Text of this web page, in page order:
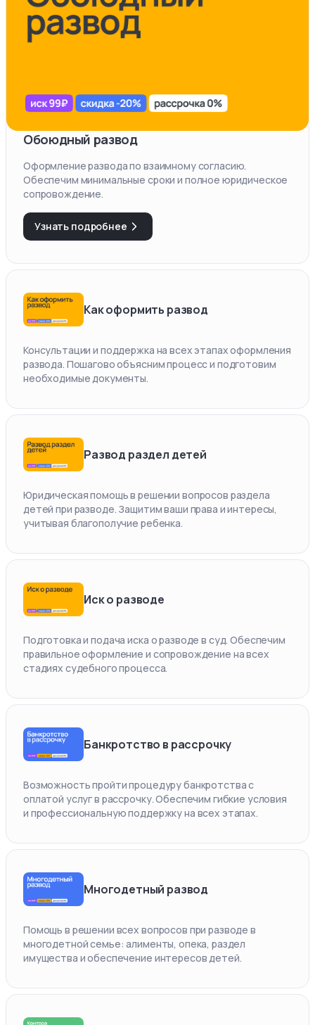
Обоюдный развод
Оформление развода по взаимному согласию.
Обеспечим минимальные сроки и полное юридическое
сопровождение.
Узнать подробнее
Как оформить развод
Консультации и поддержка на всех этапах оформления
развода. Пошагово объясним процесс и подготовим
необходимые документы.
Развод раздел детей
Юридическая помощь в решении вопросов раздела
детей при разводе. Защитим ваши права и интересы,
учитывая благополучие ребенка.
Иск о разводе
Подготовка и подача иска о разводе в суд. Обеспечим
правильное оформление и сопровождение на всех
стадиях судебного процесса.
Банкротство в рассрочку
Возможность пройти процедуру банкротства с
оплатой услуг в рассрочку. Обеспечим гибкие условия
и профессиональную поддержку на всех этапах.
Многодетный развод
Помощь в решении всех вопросов при разводе в
многодетной семье: алименты, опека, раздел
имущества и обеспечение интересов детей.